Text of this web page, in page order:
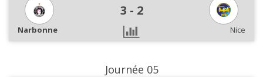
3 - 2
Narbonne Nice
Journée 05